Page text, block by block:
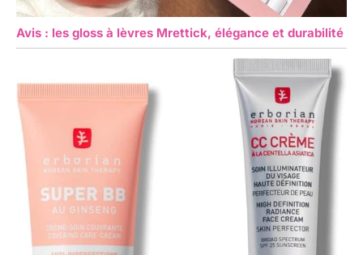
Avis : les gloss à lèvres Mrettick, élégance et durabilité